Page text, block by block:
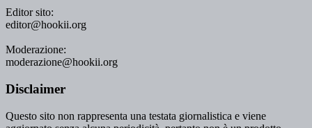
Editor sito:
editor@hookii.org
Moderazione:
moderazione@hookii.org
Disclaimer
Questo sito non rappresenta una testata giornalistica e viene